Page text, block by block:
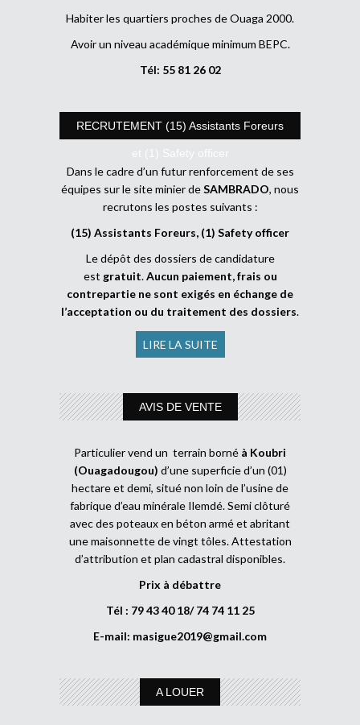
Habiter les quartiers proches de Ouaga 2000.
Avoir un niveau académique minimum BEPC.
Tél: 55 81 26 02
RECRUTEMENT (15) Assistants Foreurs
et (1) Safety officer
Dans le cadre d’un futur renforcement de ses
équipes sur le site minier deSAMBRADO, nous
recrutons les postes suivants :
(15) Assistants Foreurs, (1) Safety officer
Le dépôt des dossiers de candidature
est gratuit.Aucun paiement, frais ou
contrepartie ne sont exigés en échange de
l’acceptation ou du traitement des dossiers.
LIRE LA SUITE
AVIS DE VENTE
Particulier vend un terrain borné à Koubri
(Ouagadougou) d’une superficie d’un (01)
hectare et demi, situé non loin de l’usine de
fabrique d’eau minérale Ilemdé. Semi clôturé
avec des poteaux en béton armé et abritant
une maisonnette de vingt tôles. Attestation
d’attribution et plan cadastral disponibles.
Prix à débattre
Tél : 79 43 40 18/ 74 74 11 25
E-mail: masigue2019@gmail.com
A LOUER